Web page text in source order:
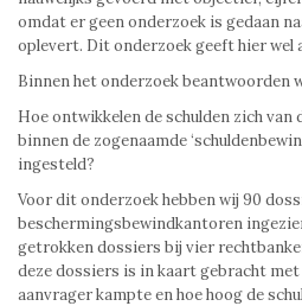
omdat er geen onderzoek is gedaan
oplevert. Dit onderzoek geeft hier wel
Binnen het onderzoek beantwoorden
Hoe ontwikkelen de schulden zich
binnen de zogenaamde
ingesteld?
Voor dit onderzoek hebben wij 90
beschermingsbewindkantoren
getrokken dossiers bij vier
deze dossiers is in kaart gebracht
aanvrager kampte en hoe hoog de